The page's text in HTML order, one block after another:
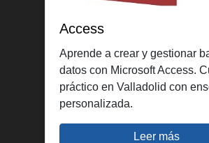
Access
Aprende a crear y gestionar
datos con Microsoft Access.
práctico en Valladolid con
personalizada.
Leer más